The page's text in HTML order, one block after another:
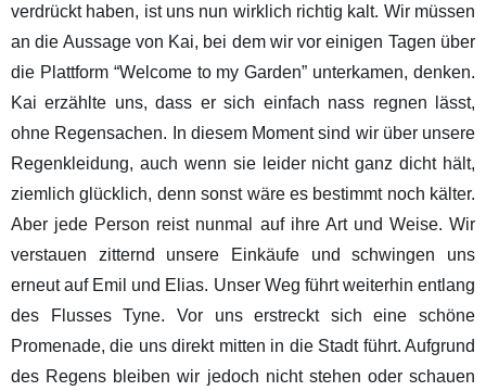
verdrückt haben, ist uns nun wirklich richtig kalt. Wir müssen
an die Aussage von Kai, bei dem wir vor einigen Tagen über
die Plattform “Welcome to my Garden” unterkamen, denken.
Kai erzählte uns, dass er sich einfach nass regnen lässt,
ohne Regensachen. In diesem Moment sind wir über unsere
Regenkleidung, auch wenn sie leider nicht ganz dicht hält,
ziemlich glücklich, denn sonst wäre es bestimmt noch kälter.
Aber jede Person reist nunmal auf ihre Art und Weise. Wir
verstauen zitternd unsere Einkäufe und schwingen uns
erneut auf Emil und Elias. Unser Weg führt weiterhin entlang
des Flusses Tyne. Vor uns erstreckt sich eine schöne
Promenade, die uns direkt mitten in die Stadt führt. Aufgrund
des Regens bleiben wir jedoch nicht stehen oder schauen